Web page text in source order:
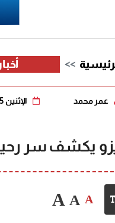
أخبار
عمر محمد الإثنين 25-05-2026
يكشف سر
A
A
A